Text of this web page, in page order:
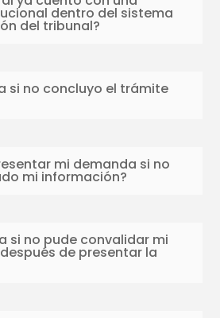
dentro del sistema
del tribunal?
si no concluyo el trámite
mi demanda si no
mi información?
si no pude convalidar mi
de presentar la